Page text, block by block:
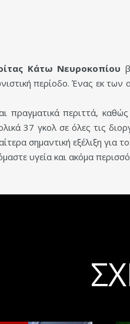
Κάτω Νευροκοπίου
περίοδο. Ένας εκ των
πραγματικά περιττά,
37 γκολ σε όλες τις
σημαντική εξέλιξη για
υγεία και ακόμα